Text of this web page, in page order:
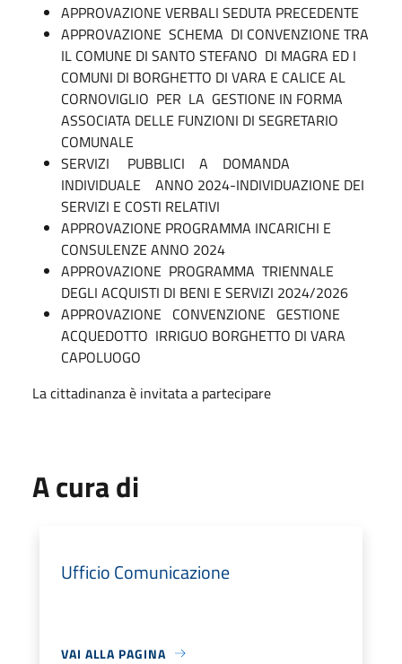
APPROVAZIONE VERBALI SEDUTA PRECEDENTE
APPROVAZIONE SCHEMA DI CONVENZIONE TRA
IL COMUNE DI SANTO STEFANO DI MAGRA ED I
COMUNI DI BORGHETTO DI VARA E CALICE AL
CORNOVIGLIO PER LA GESTIONE IN FORMA
ASSOCIATA DELLE FUNZIONI DI SEGRETARIO
COMUNALE
SERVIZI PUBBLICI A DOMANDA
INDIVIDUALE ANNO 2024-INDIVIDUAZIONE DEI
SERVIZI E COSTI RELATIVI
APPROVAZIONE PROGRAMMA INCARICHI E
CONSULENZE ANNO 2024
APPROVAZIONE PROGRAMMA TRIENNALE
DEGLI ACQUISTI DI BENI E SERVIZI 2024/2026
APPROVAZIONE CONVENZIONE GESTIONE
ACQUEDOTTO IRRIGUO BORGHETTO DI VARA
CAPOLUOGO
La cittadinanza è invitata a partecipare
A cura di
Ufficio Comunicazione
VAI ALLA PAGINA